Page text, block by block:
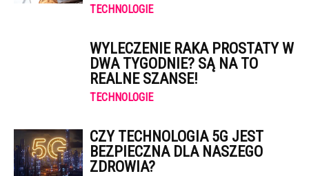
TECHNOLOGIE
WYLECZENIE RAKA PROSTATY W
DWA TYGODNIE? SĄ NA TO
REALNE SZANSE!
TECHNOLOGIE
CZY TECHNOLOGIA 5G JEST
BEZPIECZNA DLA NASZEGO
ZDROWIA?